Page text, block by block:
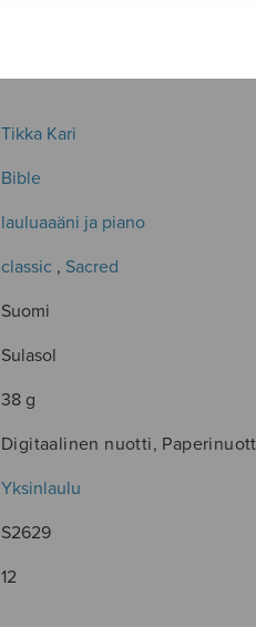
Tikka Kari
Bible
lauluaaäni ja piano
classic , Sacred
Suomi
Sulasol
38 g
Digitaalinen nuotti,
Yksinlaulu
S2629
12